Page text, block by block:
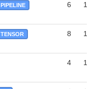
PIPELINE 6 1
TENSOR 8 1
4 1